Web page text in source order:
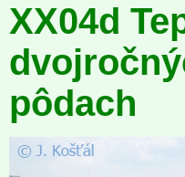
XX04d
pôdach